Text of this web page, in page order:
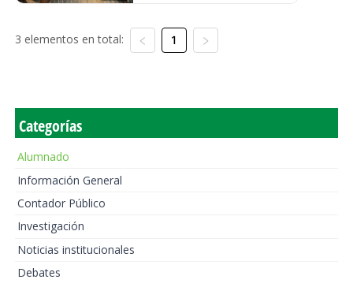
3 elementos en total: 1
Categorías
Alumnado
Información General
Contador Público
Investigación
Noticias institucionales
Debates